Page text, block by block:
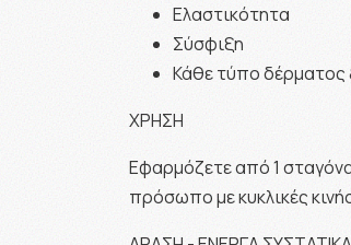
Ελαστικότητα
Σύσφιξη
Κάθε τύπο δέρματος
ΧΡΗΣΗ
Εφαρμόζετε από 1 σταγόνα
πρόσωπο με κυκλικές